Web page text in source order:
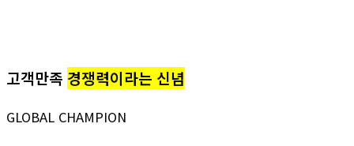
고객만족 경쟁력이라는 신념
GLOBAL CHAMPION